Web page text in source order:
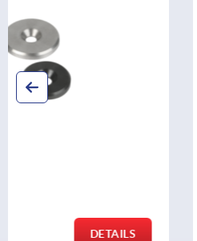
1,28 CHF